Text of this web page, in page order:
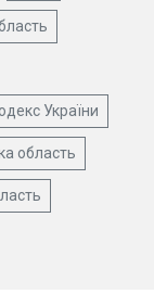
України
область